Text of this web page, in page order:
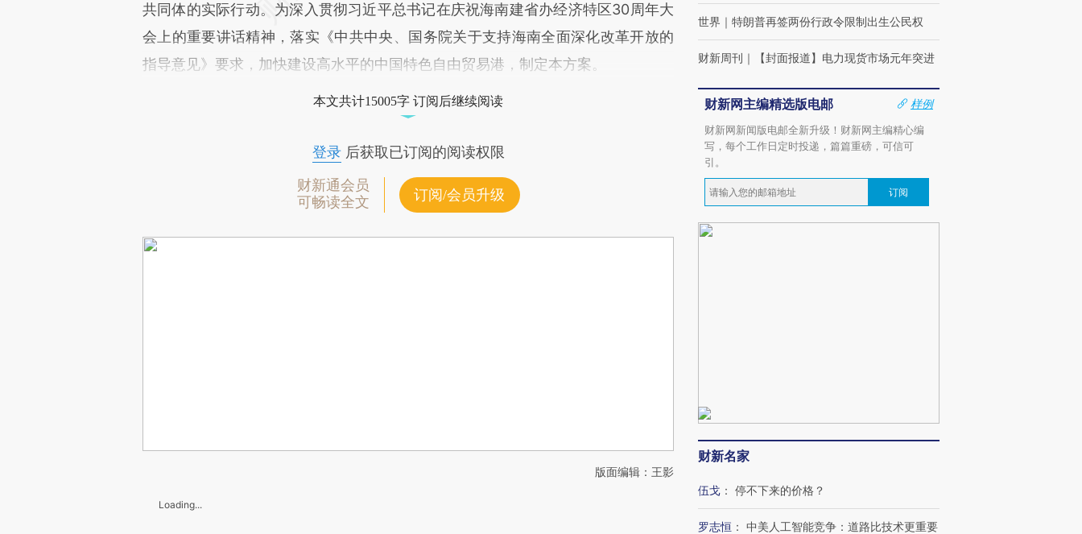
共同体的实际行动。为深入贯彻习近平总书记在庆祝海南建省办经济特区30周年大
会上的重要讲话精神，落实《中共中央、国务院关于支持海南全面深化改革开放的
指导意见》要求，加快建设高水平的中国特色自由贸易港，制定本方案。
本文共计15005字 订阅后继续阅读
登录后获取已订阅的阅读权限
财新通会员
可畅读全文
订阅/会员升级
版面编辑：王影
Loading...
世界 ｜ 特朗普再签两份行政令限制出生公民权
财新周刊 ｜ 【封面报道】电力现货市场元年突进
财新网主编精选版电邮
样例
财新网新闻版电邮全新升级！财新网主编精心编
写，每个工作日定时投递，篇篇重磅，可信可
引。
订阅
财新名家
伍戈 ： 停不下来的价格？
罗志恒 ： 中美人工智能竞争：道路比技术更重要